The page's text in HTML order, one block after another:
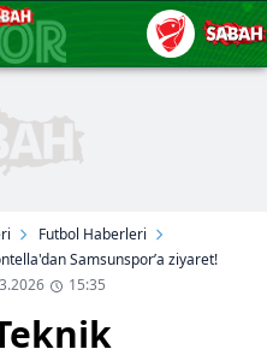
Futbol Haberleri
Samsunspor’a ziyaret!
15:35